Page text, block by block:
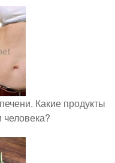
Какие продукты